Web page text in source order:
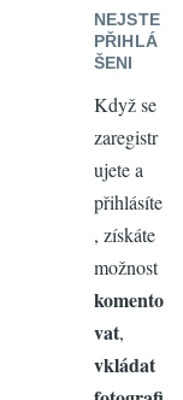
NEJSTE
PŘIHLÁ
ŠENI
Když se
zaregistr
ujete a
přihlásíte
, získáte
možnost
komento
vat,
vkládat